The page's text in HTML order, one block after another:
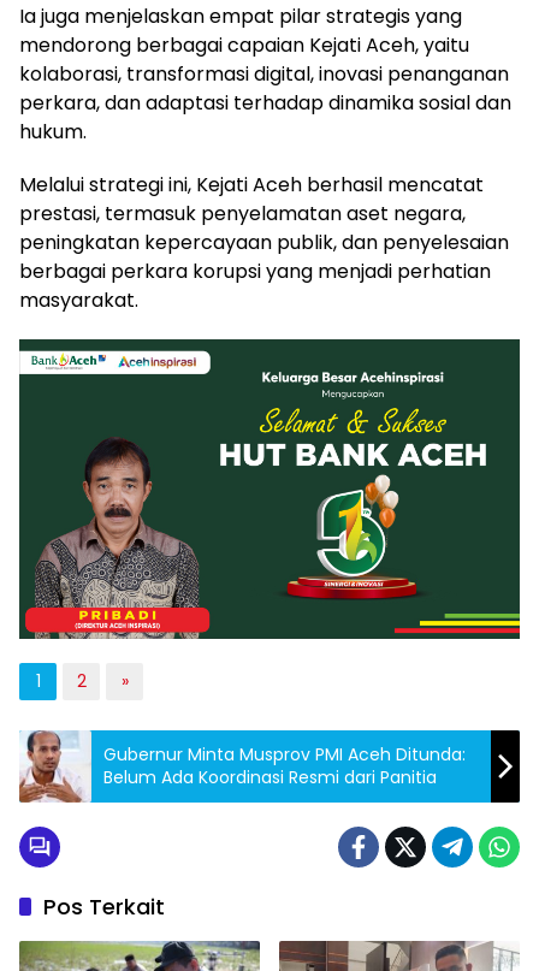
Ia juga menjelaskan empat pilar strategis yang
mendorong berbagai capaian Kejati Aceh, yaitu
kolaborasi, transformasi digital, inovasi penanganan
perkara, dan adaptasi terhadap dinamika sosial dan
hukum.
Melalui strategi ini, Kejati Aceh berhasil mencatat
prestasi, termasuk penyelamatan aset negara,
peningkatan kepercayaan publik, dan penyelesaian
berbagai perkara korupsi yang menjadi perhatian
masyarakat.
1 2 »
Gubernur Minta Musprov PMI Aceh Ditunda:
Belum Ada Koordinasi Resmi dari Panitia
Pos Terkait